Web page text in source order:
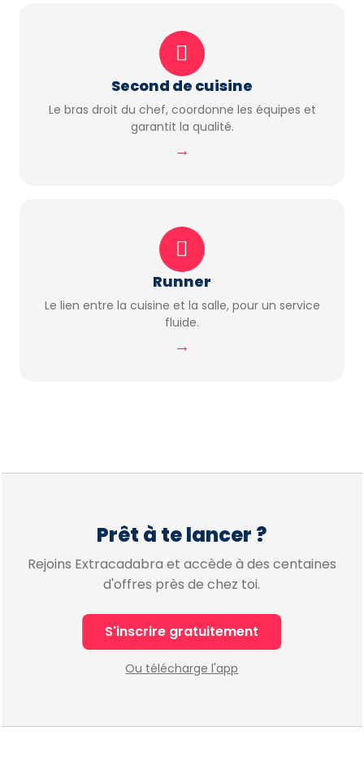
Second de cuisine
Le bras droit du chef, coordonne les équipes et
garantit la qualité.
→
Runner
Le lien entre la cuisine et la salle, pour un service
fluide.
→
Prêt à te lancer ?
Rejoins Extracadabra et accède à des centaines
d'offres près de chez toi.
S'inscrire gratuitement
Ou télécharge l'app